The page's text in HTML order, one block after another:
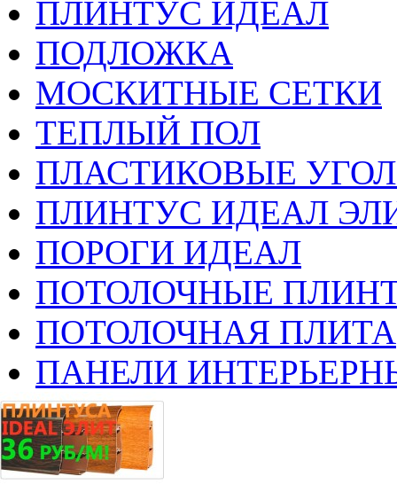
ПЛИНТУС ИДЕАЛ
ПОДЛОЖКА
МОСКИТНЫЕ СЕТКИ
ТЕПЛЫЙ ПОЛ
ПЛАСТИКОВЫЕ
ПЛИНТУС ИДЕАЛ
ПОРОГИ ИДЕАЛ
ПОТОЛОЧНЫЕ
ПОТОЛОЧНАЯ ПЛИТА
ПАНЕЛИ